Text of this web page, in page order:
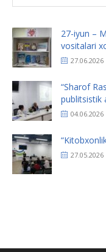
27-iyun –
vositalari
27.06.2026
“Sharof
publitsistik
04.06.2026
27.05.2026